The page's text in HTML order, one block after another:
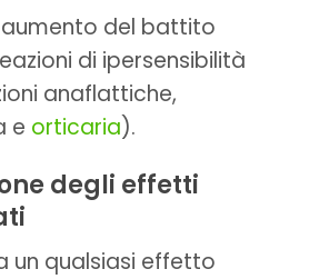
del battito
di ipersensibilità
anaflattiche,
e orticaria).
degli effetti
un qualsiasi effetto